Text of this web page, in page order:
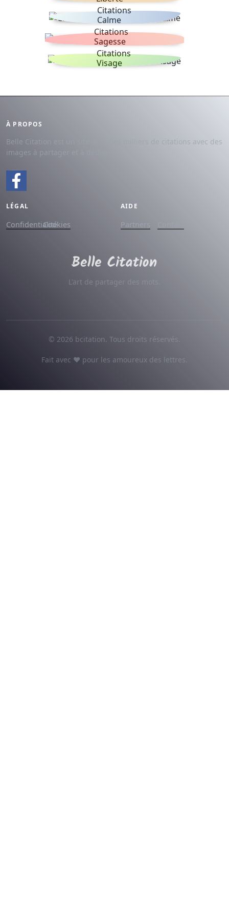
Citations
Calme
Citations
Sagesse
Citations
Visage
À PROPOS
Belle Citation est un site avec des milliers de citations avec des
images à partager et à dédier.
LÉGAL
ConfidentialitéCookies
AIDE
Partners
L'art de partager des mots.
© 2026 bcitation. Tous droits réservés.
Fait avec ♥ pour les amoureux des lettres.